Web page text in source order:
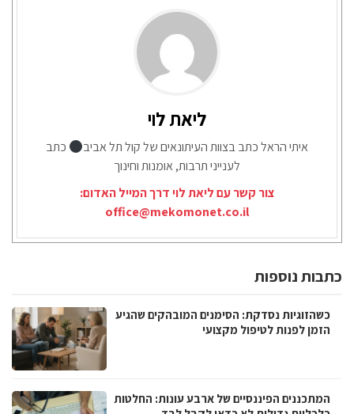
ליאת לוי
איתי הראל כתב בצוות העיתונאים של קול תל אביב
כתב
לענייני תרבות, אומנות וחינוך
צור קשר עם ליאת לוי דרך המייל האדום:
office@mekomonet.co.il
כתבות נוספות
כשהזוגיות נסדקת: הסימנים המובהקים שהגיע
הזמן לפנות לטיפול מקצועי
המתכננים הפיננסיים של ארבע עונות: החלטות